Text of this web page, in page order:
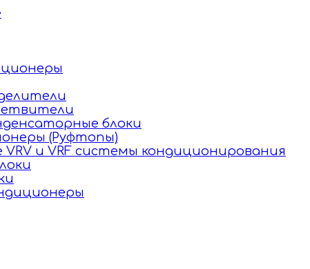
блоки
(Руфтопы)
и VRF системы кондиционирования